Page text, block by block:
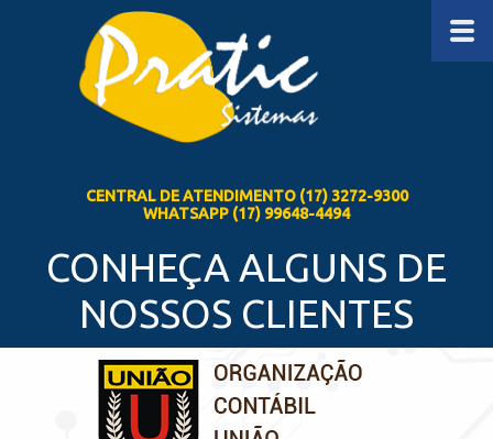
CENTRAL DE ATENDIMENTO (17) 3272-9300
WHATSAPP (17) 99648-4494
CONHEÇA ALGUNS DE
NOSSOS CLIENTES